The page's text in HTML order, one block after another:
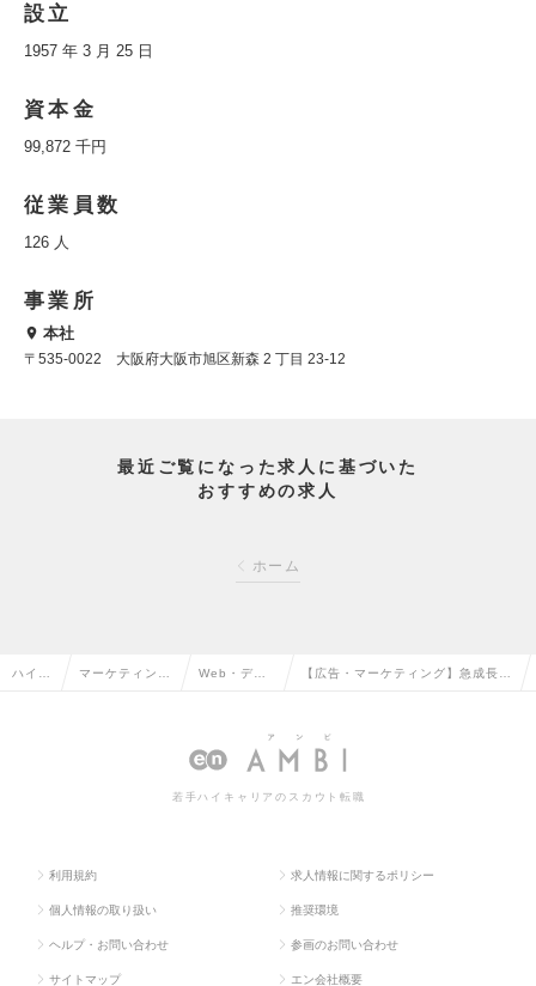
設立
1957 年 3 月 25 日
資本金
99,872 千円
従業員数
126 人
事業所
本社
〒535-0022 大阪府大阪市旭区新森 2 丁目 23-12
最近ご覧になった求人に基づいた
おすすめの求人
ホーム
ハイク マーケティン Web・デジ
ティングの
【広告・マーケティング】急成長住
ケティング担当募集！の求人情報
若手ハイキャリアのスカウト転職
利用規約 求人情報に関するポリシー
個人情報の取り扱い 推奨環境
ヘルプ・お問い合わせ 参画のお問い合わせ
サイトマップ エン会社概要